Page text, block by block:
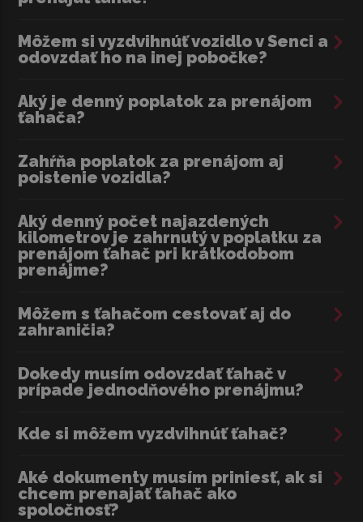
Môžem si vyzdvihnúť vozidlo v Senci a
odovzdať ho na inej pobočke?
Aký je denný poplatok za prenájom
ťahača?
Zahŕňa poplatok za prenájom aj
poistenie vozidla?
Aký denný počet najazdených
kilometrov je zahrnutý v poplatku za
prenájom ťahač pri krátkodobom
prenájme?
Môžem s ťahačom cestovať aj do
zahraničia?
Dokedy musím odovzdať ťahač v
prípade jednodňového prenájmu?
Kde si môžem vyzdvihnúť ťahač?
Aké dokumenty musím priniesť, ak si
chcem prenajať ťahač ako
spoločnosť?